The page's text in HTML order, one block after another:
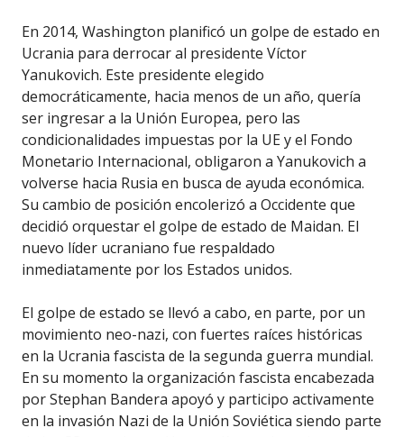
En 2014, Washington planificó un golpe de estado en
Ucrania para derrocar al presidente Víctor
Yanukovich. Este presidente elegido
democráticamente, hacia menos de un año, quería
ser ingresar a la Unión Europea, pero las
condicionalidades impuestas por la UE y el Fondo
Monetario Internacional, obligaron a Yanukovich a
volverse hacia Rusia en busca de ayuda económica.
Su cambio de posición encolerizó a Occidente que
decidió orquestar el golpe de estado de Maidan. El
nuevo líder ucraniano fue respaldado
inmediatamente por los Estados unidos.
El golpe de estado se llevó a cabo, en parte, por un
movimiento neo-nazi, con fuertes raíces históricas
en la Ucrania fascista de la segunda guerra mundial.
En su momento la organización fascista encabezada
por Stephan Bandera apoyó y participo activamente
en la invasión Nazi de la Unión Soviética siendo parte